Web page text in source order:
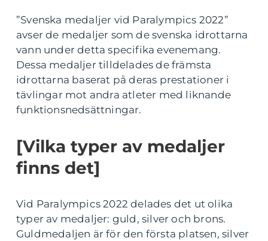
”Svenska medaljer vid Paralympics 2022”
avser de medaljer som de svenska idrottarna
vann under detta specifika evenemang.
Dessa medaljer tilldelades de främsta
idrottarna baserat på deras prestationer i
tävlingar mot andra atleter med liknande
funktionsnedsättningar.
[Vilka typer av medaljer
finns det]
Vid Paralympics 2022 delades det ut olika
typer av medaljer: guld, silver och brons.
Guldmedaljen är för den första platsen, silver